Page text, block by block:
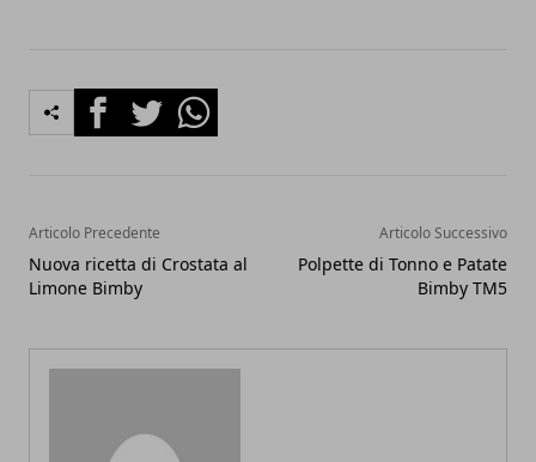
FacebookTwitterWhatsapp
Articolo Precedente
Nuova ricetta di Crostata al
Limone Bimby
Articolo Successivo
Polpette di Tonno e Patate
Bimby TM5